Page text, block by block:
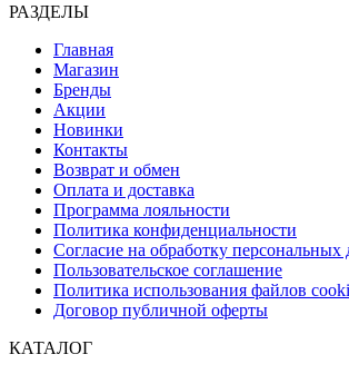
РАЗДЕЛЫ
Главная
Магазин
Бренды
Акции
Новинки
Контакты
Возврат и обмен
Оплата и доставка
Программа лояльности
Политика конфиденциальности
Согласие на обработку
Пользовательское соглашение
Политика использования файлов
Договор публичной оферты
КАТАЛОГ